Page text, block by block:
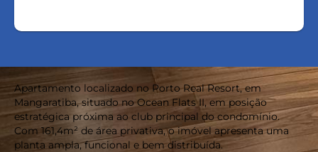
Apartamento localizado no Porto Real Resort, em
Mangaratiba, situado no Ocean Flats II, em posição
estratégica próxima ao club principal do condomínio.
Com 161,4m² de área privativa, o imóvel apresenta uma
planta ampla, funcional e bem distribuída.